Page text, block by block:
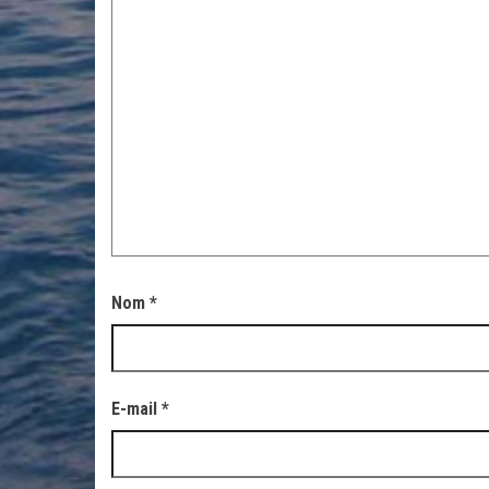
Nom *
E-mail *